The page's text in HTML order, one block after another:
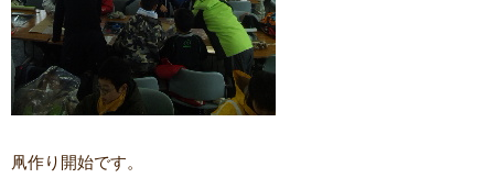
凧作り開始です。